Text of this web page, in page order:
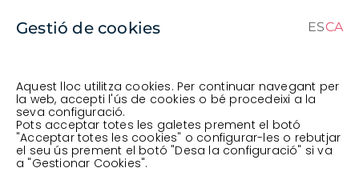
CAES
Comanda en curs (prevista per al) · Transportista
Veure comanda
FLOR TALLADA ANTIRRHINUM / VIOLER VIOLER IRON APRICOT 45CM
Gestió de cookies ESCA
Aquest lloc utilitza cookies. Per continuar navegant per
la web, accepti l'ús de cookies o bé procedeixi a la
seva configuració.
Pots acceptar totes les galetes prement el botó
"Acceptar totes les cookies" o configurar-les o rebutjar
el seu ús prement el botó "Desa la configuració" si va
a "Gestionar Cookies".